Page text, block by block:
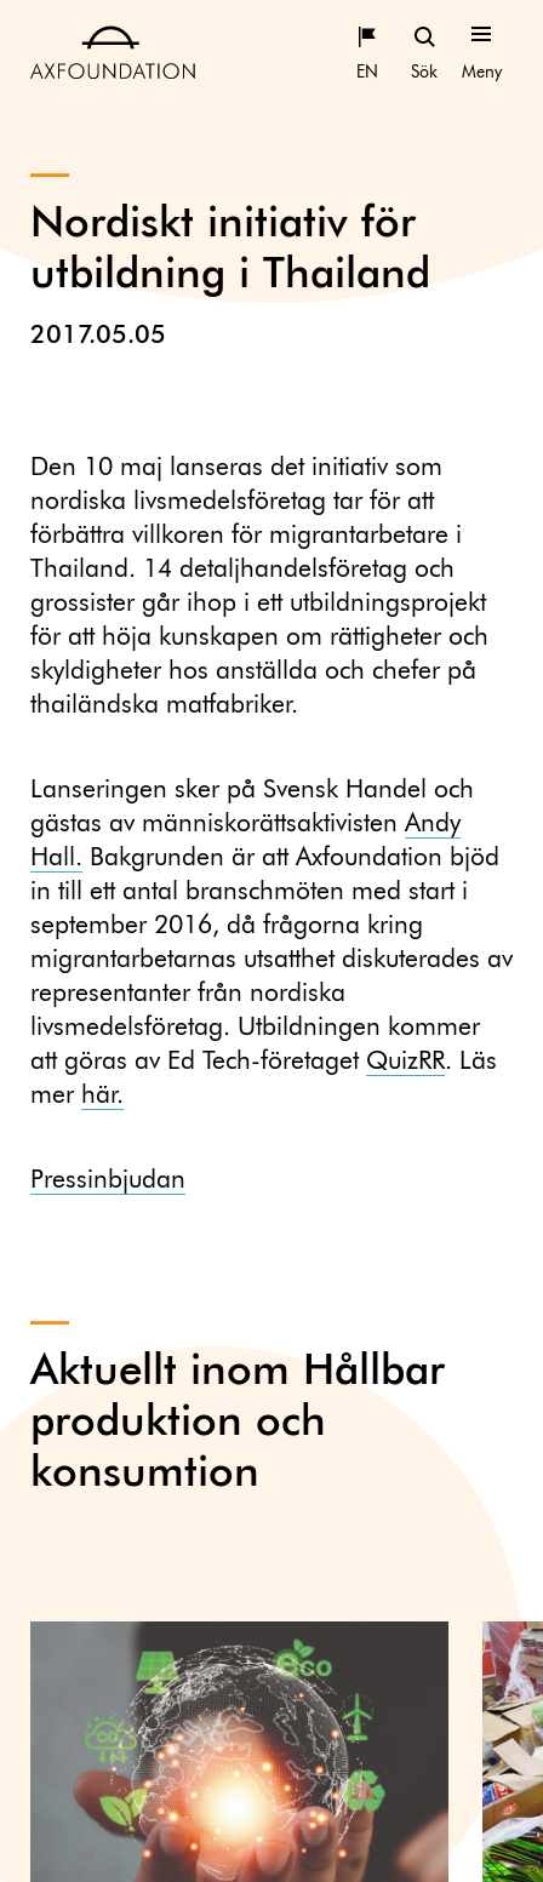
EN Sök Meny
Nordiskt initiativ för
utbildning i Thailand
2017.05.05
Den 10 maj lanseras det initiativ som
nordiska livsmedelsföretag tar för att
förbättra villkoren för migrantarbetare i
Thailand. 14 detaljhandelsföretag och
grossister går ihop i ett utbildningsprojekt
för att höja kunskapen om rättigheter och
skyldigheter hos anställda och chefer på
thailändska matfabriker.
Lanseringen sker på Svensk Handel och
gästas av människorättsaktivisten Andy
Hall. Bakgrunden är att Axfoundation bjöd
in till ett antal branschmöten med start i
september 2016, då frågorna kring
migrantarbetarnas utsatthet diskuterades av
representanter från nordiska
livsmedelsföretag. Utbildningen kommer
att göras av Ed Tech-företaget QuizRR. Läs
mer här.
Pressinbjudan
Aktuellt inom Hållbar
produktion och
konsumtion